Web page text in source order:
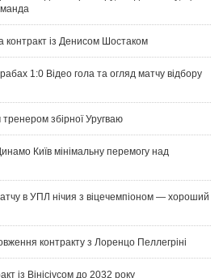
контракт із Денисом Шостаком
1:0 Відео гола та огляд матчу відбору
збірної Уругваю
Київ мінімальну перемогу над
в УПЛ нічия з віцечемпіоном — хороший
контракту з Лоренцо Пеллегріні
із Вінісіусом до 2032 року